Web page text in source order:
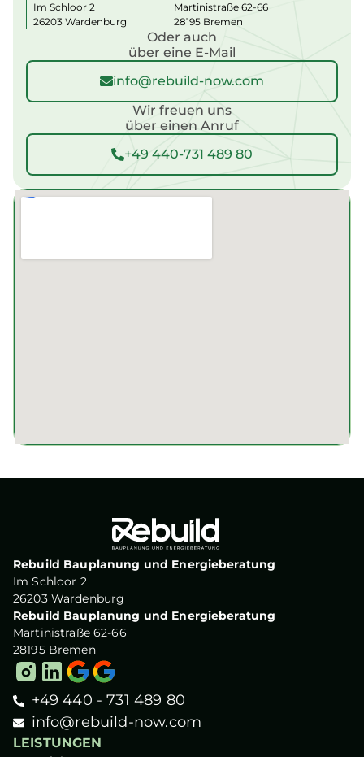
Im Schloor 2
26203 Wardenburg
Martinistraße 62-66
28195 Bremen
Wir freuen uns
über einen Anruf
+49 440-731 489 80
Oder auch
über eine E-Mail
info@rebuild-now.com
Rebuild Bauplanung und Energieberatung
Im Schloor 2
26203 Wardenburg
Rebuild Bauplanung und Energieberatung
Martinistraße 62-66
28195 Bremen
+49 440 - 731 489 80
info@rebuild-now.com
LEISTUNGEN